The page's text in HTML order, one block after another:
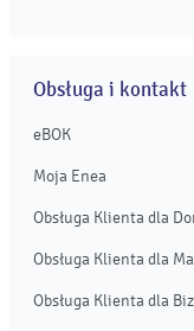
Obsługa i kontakt
eBOK
Moja Enea
Obsługa Klienta dla
Obsługa Klienta dla
Obsługa Klienta dla